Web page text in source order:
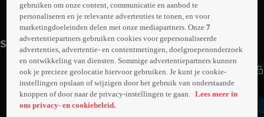
een chronische ziekte hebben of levensbedreigend ziek
Meer
Seizoen 1
gebruiken om onze content, communicatie en aanbod te
personaliseren en je relevante advertenties te tonen, en voor
marketingdoeleinden delen met onze mediapartners. Onze7
advertentiepartners gebruiken cookies voor gepersonaliseerde
advertenties, advertentie- en contentmetingen, doelgroepenonderzoek
en ontwikkeling van diensten. Sommige advertentiepartners kunnen
ook je precieze geolocatie hiervoor gebruiken. Je kunt je cookie-
instellingen opslaan of wijzigen door het gebruik van onderstaande
knoppen of door naar de privacy-instellingen te gaan. Lees meer in
ons privacy- en cookiebeleid.